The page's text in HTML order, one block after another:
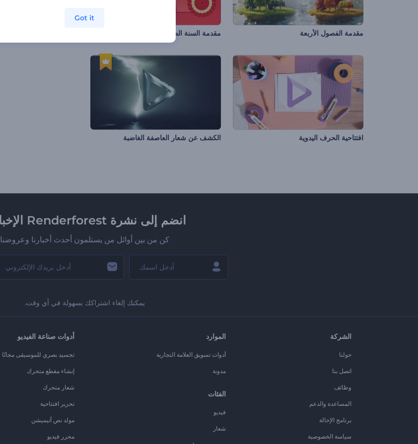
مقدمة الفصول الأربعة مقدمة السنة الصينية الجديدة
افتتاحية الحرف اليدوية الكشف عن شعار العاصفة الغاضبة
انضم إلى نشرة Renderforest الإخبارية
كن من بين أوائل من يستلمون أحدث أخبارنا وعروضنا
يمكنك إلغاء اشتراكك بسهولة في أي وقت.
الشركة
حولنا
اتصل بنا
وظائف
المساعدة والدعم
برنامج الإحالة
سياسة الخصوصية
الموارد
أدوات تسويق العلامة التجارية
مدونة
الفئات
فيديو
شعار
أدوات صناعة الفيديو
تجسيد بصري للموسيقى مجانًا
إنشاء مقطع متحرك
شعار متحرك
تحرير افتتاحية
مولد نص أنيميشن
محرر فيديو
Got it